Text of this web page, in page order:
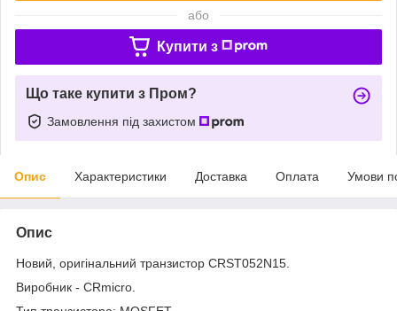
або
Купити з
Що таке купити з Пром?
Замовлення під захистом
Опис Характеристики Доставка Оплата Умови
Опис
Новий, оригінальний транзистор CRST052N15.
Виробник - CRmicro.